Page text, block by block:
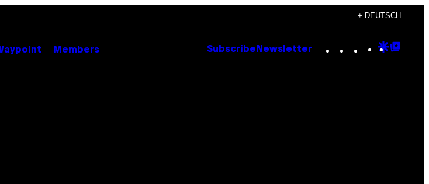
+ DEUTSCH
Members Subscribe Newsletter Instagram
TikTok
YouTube
Google